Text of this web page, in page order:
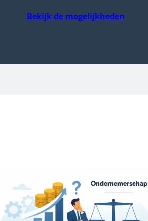
Bekijk de mogelijkheden
Ondernemerschap